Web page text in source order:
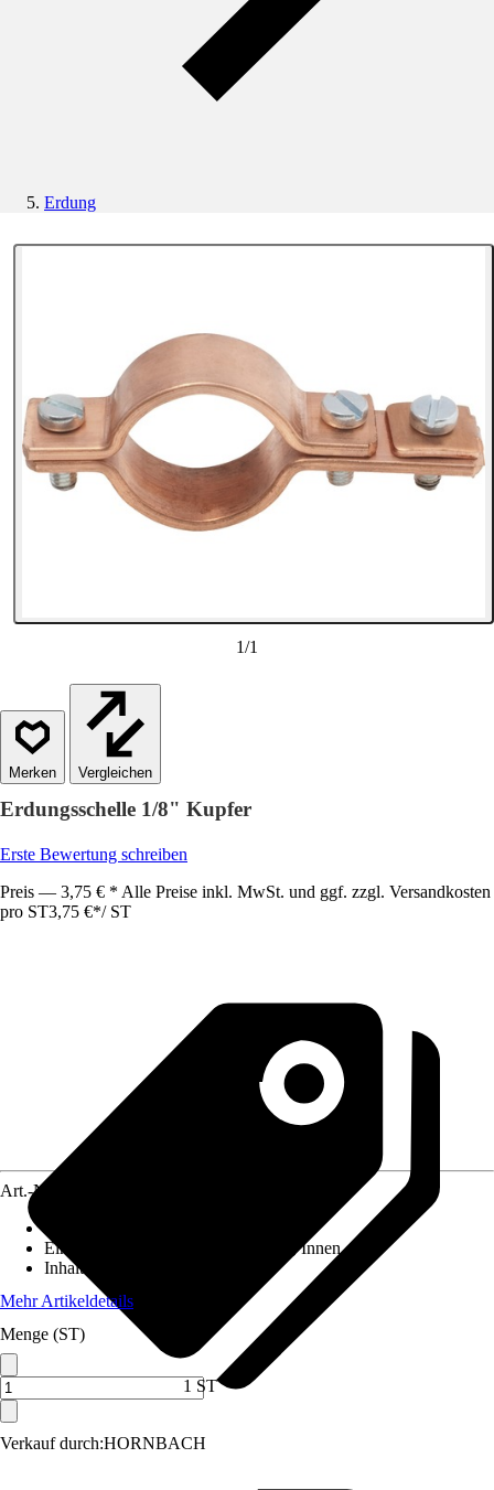
Erdung
1/1
Vergleichen
Erdungsschelle 1/8" Kupfer
Erste Bewertung schreiben
Preis — 3,75 € * Alle Preise inkl. MwSt. und ggf. zzgl. Versandkosten
pro ST3,75 €*/ ST
Verkauf durch:HORNBACH
Art.-Nr.
Einsatzbereich
Außen, Feuchtraum, Innen
Inhalt
Mehr Artikeldetails
Menge (ST)
1 ST